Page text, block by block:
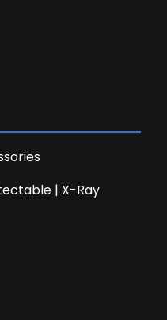
| X-Ray